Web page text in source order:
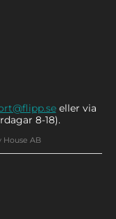
eller via
8-18).
AB